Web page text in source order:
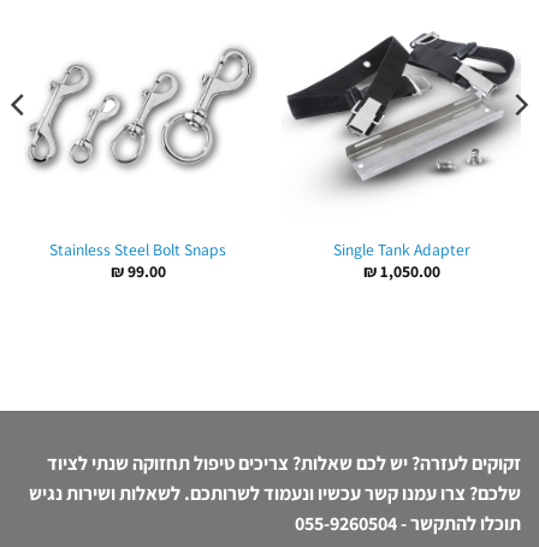
Single Tank Adapter
₪1,050.00
Stainless Steel Bolt Snaps
₪99.00
זקוקים לעזרה? יש לכם שאלות? צריכים טיפול תחזוקה שנתי לציוד
שלכם? צרו עמנו קשר עכשיו ונעמוד לשרותכם. לשאלות ושירות נגיש
תוכלו להתקשר -055-9260504